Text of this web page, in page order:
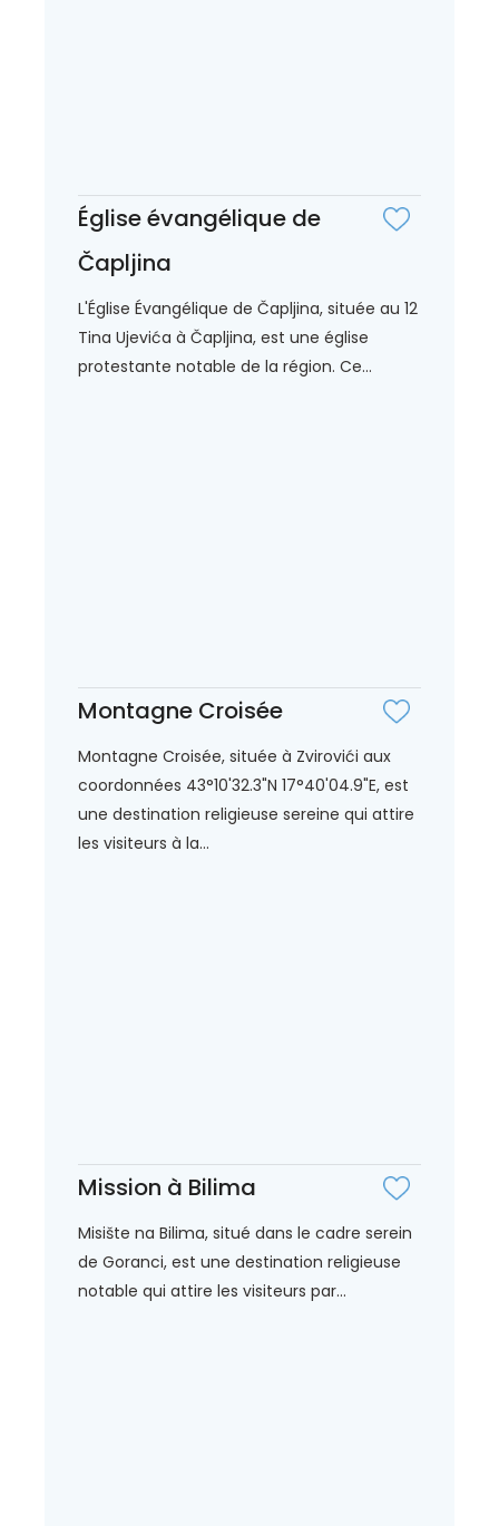
Église évangélique de
Čapljina
L'Église Évangélique de Čapljina, située au 12
Tina Ujevića à Čapljina, est une église
protestante notable de la région. Ce...
Montagne Croisée
Montagne Croisée, située à Zvirovići aux
coordonnées 43°10'32.3"N 17°40'04.9"E, est
une destination religieuse sereine qui attire
les visiteurs à la...
Mission à Bilima
Misište na Bilima, situé dans le cadre serein
de Goranci, est une destination religieuse
notable qui attire les visiteurs par...